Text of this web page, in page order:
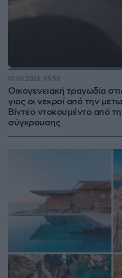
Οικογενειακή τραγωδία
γιος οι νεκροί από την
Βίντεο ντοκουμέντο από
σύγκρουσης
07.08.2026, 09:58